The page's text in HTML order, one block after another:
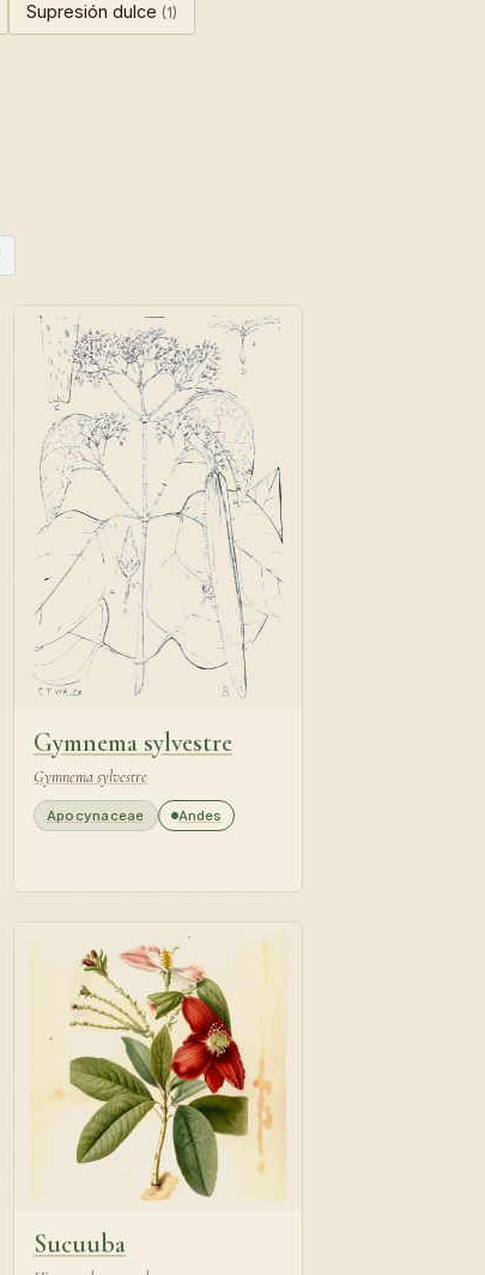
Supresión dulce (1)
Gymnema sylvestre
Gymnema sylvestre
Apocynaceae Andes
Sucuuba